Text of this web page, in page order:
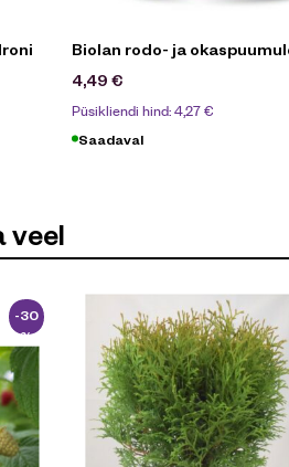
Biolan rodo- ja
4,49 €
Püsikliendi hind:4,27€
Saadaval
veel
-30
%